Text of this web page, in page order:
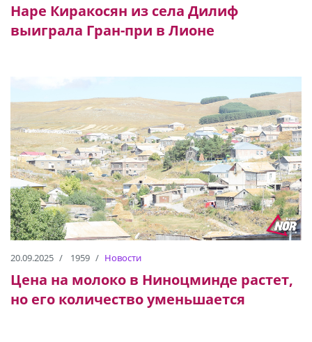
Наре Киракосян из села Дилиф
выиграла Гран-при в Лионе
20.09.2025 1959 Новости
Цена на молоко в Ниноцминде растет,
но его количество уменьшается